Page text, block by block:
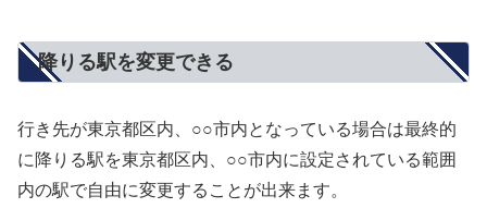
降りる駅を変更できる
行き先が東京都区内、○○市内となっている場合は最終的
に降りる駅を東京都区内、○○市内に設定されている範囲
内の駅で自由に変更することが出来ます。